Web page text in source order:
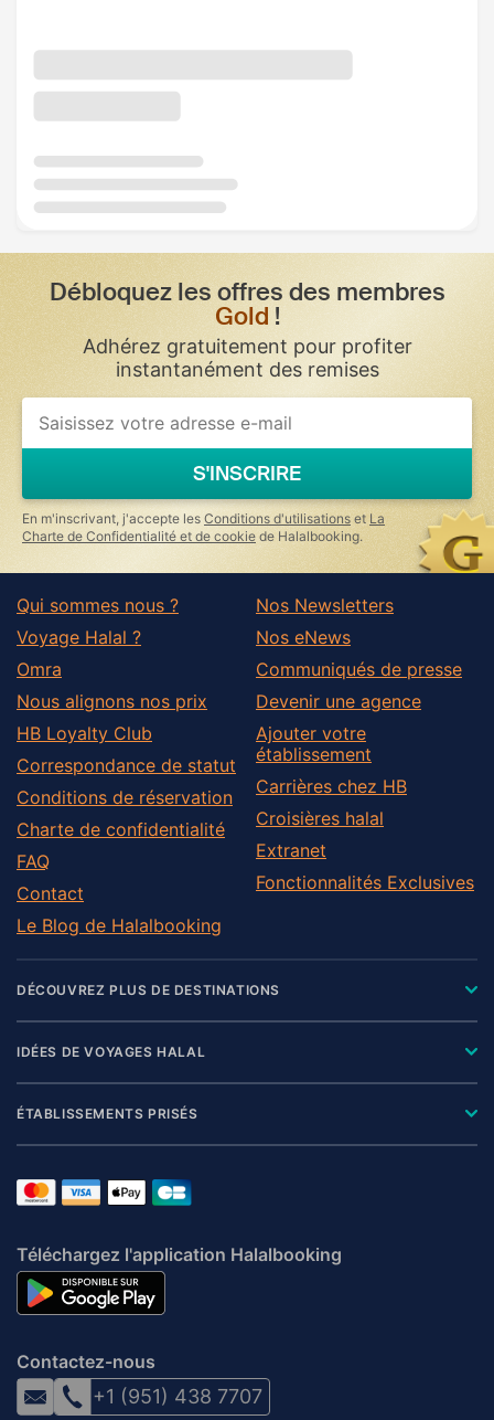
Débloquez les offres des membres
Gold !
Adhérez gratuitement pour profiter
instantanément des remises
If
you
ignore
this
field
S'INSCRIRE
En m'inscrivant, j'accepte les Conditions d'utilisations et La
Charte de Confidentialité et de cookie de Halalbooking.
Qui sommes nous ?
Voyage Halal ?
Omra
Nous alignons nos prix
HB Loyalty Club
Correspondance de statut
Conditions de réservation
Charte de confidentialité
FAQ
Contact
Le Blog de Halalbooking
Nos Newsletters
Nos eNews
Communiqués de presse
Devenir une agence
Ajouter votre
établissement
Carrières chez HB
Croisières halal
Extranet
Fonctionnalités Exclusives
DÉCOUVREZ PLUS DE DESTINATIONS
IDÉES DE VOYAGES HALAL
ÉTABLISSEMENTS PRISÉS
Téléchargez l'application Halalbooking
Contactez-nous
+1 (951) 438 7707